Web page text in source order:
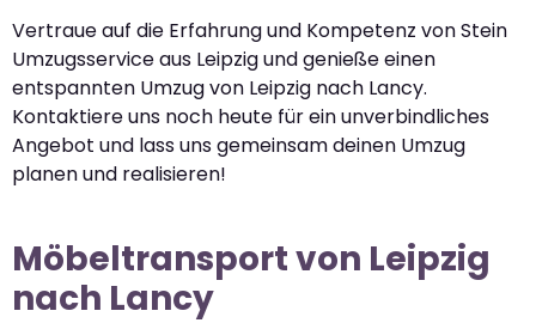
Vertraue auf die Erfahrung und Kompetenz von Stein
Umzugsservice aus Leipzig und genieße einen
entspannten Umzug von Leipzig nach Lancy.
Kontaktiere uns noch heute für ein unverbindliches
Angebot und lass uns gemeinsam deinen Umzug
planen und realisieren!
Möbeltransport von Leipzig
nach Lancy